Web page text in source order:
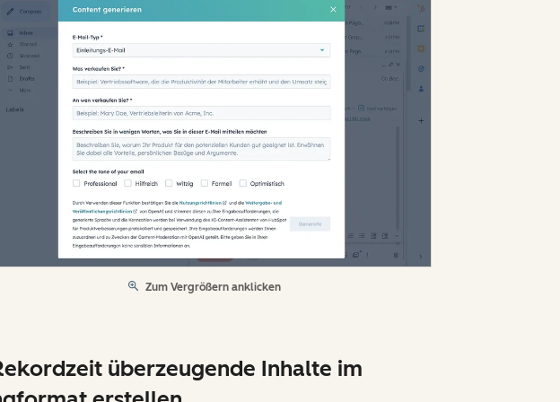
Zum Vergrößern anklicken
überzeugende Inhalte im